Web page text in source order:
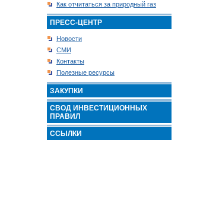
Как отчитаться за природный газ
ПРЕСС-ЦЕНТР
Новости
СМИ
Контакты
Полезные ресурсы
ЗАКУПКИ
СВОД ИНВЕСТИЦИОННЫХ
ПРАВИЛ
ССЫЛКИ